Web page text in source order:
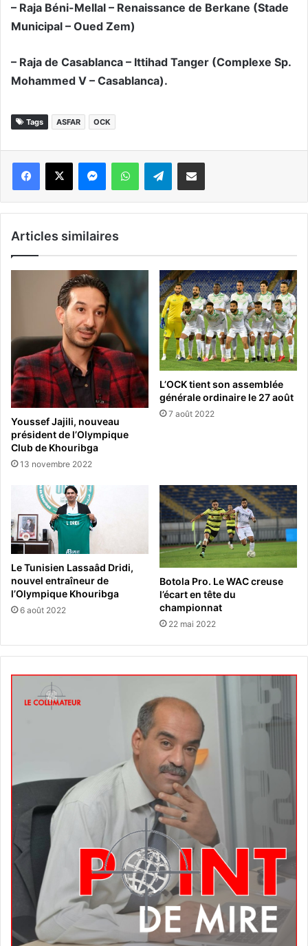
– Raja Béni-Mellal – Renaissance de Berkane (Stade
Municipal – Oued Zem)
– Raja de Casablanca – Ittihad Tanger (Complexe Sp.
Mohammed V – Casablanca).
Tags ASFAR OCK
WhatsApp Telegram
Articles similaires
Youssef Jajili, nouveau
président de l’Olympique
Club de Khouribga
13 novembre 2022
L’OCK tient son assemblée
générale ordinaire le 27 août
7 août 2022
Le Tunisien Lassaâd Dridi,
nouvel entraîneur de
l’Olympique Khouribga
6 août 2022
Botola Pro. Le WAC creuse
l’écart en tête du
championnat
22 mai 2022